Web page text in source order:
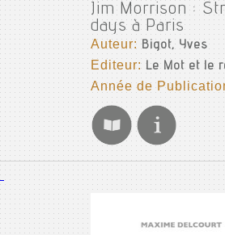
Jim Morrison :
days à Paris
Auteur:Bigot, Yves
Editeur: Le Mot et le
Année de